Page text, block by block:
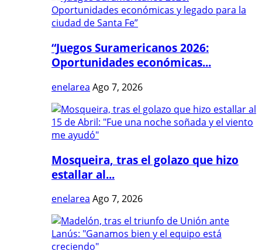
“Juegos Suramericanos 2026:
Oportunidades económicas...
enelarea Ago 7, 2026
Mosqueira, tras el golazo que hizo
estallar al...
enelarea Ago 7, 2026